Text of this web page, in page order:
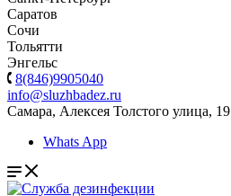
Саратов
Сочи
Тольятти
Энгельс
8(846)9905040
info@sluzhbadez.ru
Самара, Алексея Толстого улица, 19
Whats App